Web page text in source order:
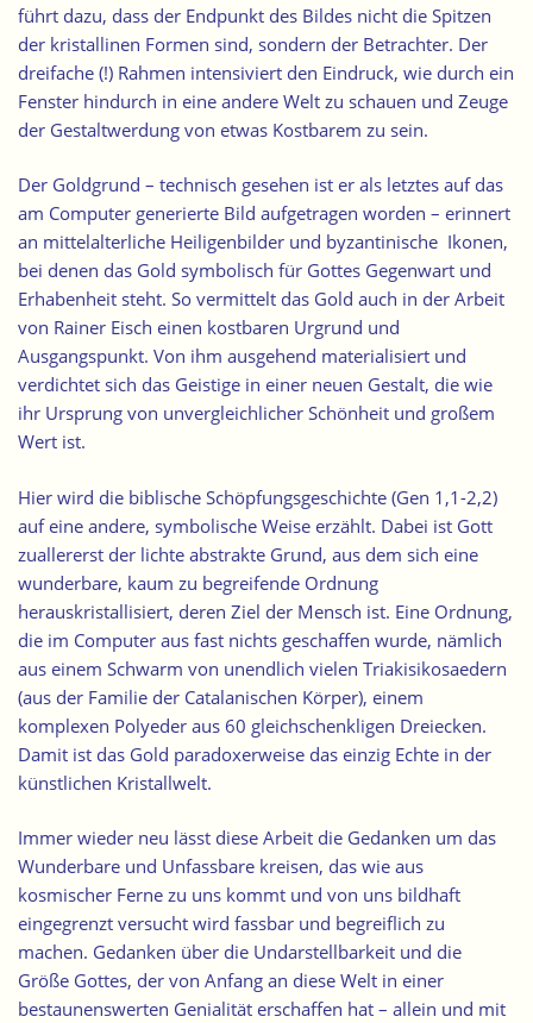
führt dazu, dass der Endpunkt des Bildes nicht die Spitzen
der kristallinen Formen sind, sondern der Betrachter. Der
dreifache (!) Rahmen intensiviert den Eindruck, wie durch ein
Fenster hindurch in eine andere Welt zu schauen und Zeuge
der Gestaltwerdung von etwas Kostbarem zu sein.
Der Goldgrund – technisch gesehen ist er als letztes auf das
am Computer generierte Bild aufgetragen worden – erinnert
an mittelalterliche Heiligenbilder und byzantinische Ikonen,
bei denen das Gold symbolisch für Gottes Gegenwart und
Erhabenheit steht. So vermittelt das Gold auch in der Arbeit
von Rainer Eisch einen kostbaren Urgrund und
Ausgangspunkt. Von ihm ausgehend materialisiert und
verdichtet sich das Geistige in einer neuen Gestalt, die wie
ihr Ursprung von unvergleichlicher Schönheit und großem
Wert ist.
Hier wird die biblische Schöpfungsgeschichte (Gen 1,1-2,2)
auf eine andere, symbolische Weise erzählt. Dabei ist Gott
zuallererst der lichte abstrakte Grund, aus dem sich eine
wunderbare, kaum zu begreifende Ordnung
herauskristallisiert, deren Ziel der Mensch ist. Eine Ordnung,
die im Computer aus fast nichts geschaffen wurde, nämlich
aus einem Schwarm von unendlich vielen Triakisikosaedern
(aus der Familie der Catalanischen Körper), einem
komplexen Polyeder aus 60 gleichschenkligen Dreiecken.
Damit ist das Gold paradoxerweise das einzig Echte in der
künstlichen Kristallwelt.
Immer wieder neu lässt diese Arbeit die Gedanken um das
Wunderbare und Unfassbare kreisen, das wie aus
kosmischer Ferne zu uns kommt und von uns bildhaft
eingegrenzt versucht wird fassbar und begreiflich zu
machen. Gedanken über die Undarstellbarkeit und die
Größe Gottes, der von Anfang an diese Welt in einer
bestaunenswerten Genialität erschaffen hat – allein und mit